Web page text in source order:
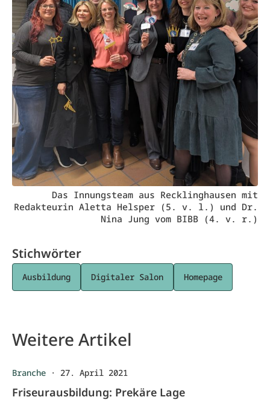
Das Innungsteam aus Recklinghausen mit
Redakteurin Aletta Helsper (5. v. l.) und Dr.
Nina Jung vom BIBB (4. v. r.)
Stichwörter
Ausbildung Digitaler Salon Homepage
Weitere Artikel
Branche · 27. April 2021
Friseurausbildung: Prekäre Lage